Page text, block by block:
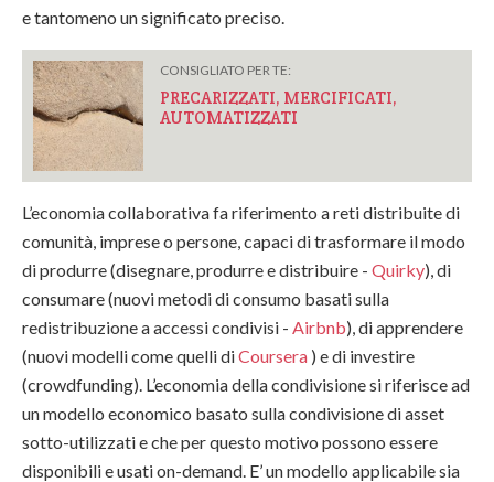
e tantomeno un significato preciso.
CONSIGLIATO PER TE:
PRECARIZZATI, MERCIFICATI,
AUTOMATIZZATI
L’economia collaborativa fa riferimento a reti distribuite di
comunità, imprese o persone, capaci di trasformare il modo
di produrre (disegnare, produrre e distribuire - Quirky), di
consumare (nuovi metodi di consumo basati sulla
redistribuzione a accessi condivisi - Airbnb), di apprendere
(nuovi modelli come quelli diCoursera ) e di investire
(crowdfunding). L’economia della condivisione si riferisce ad
un modello economico basato sulla condivisione di asset
sotto-utilizzati e che per questo motivo possono essere
disponibili e usati on-demand. E’ un modello applicabile sia